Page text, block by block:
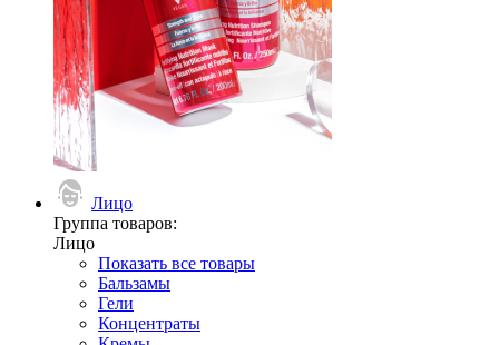
Лицо
Группа товаров:
Лицо
Показать все товары
Бальзамы
Гели
Концентраты